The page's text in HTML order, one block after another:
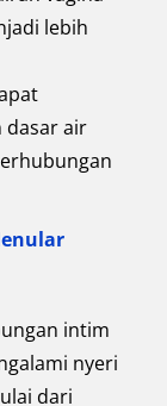
lebih
dasar air
intim
nyeri
dari